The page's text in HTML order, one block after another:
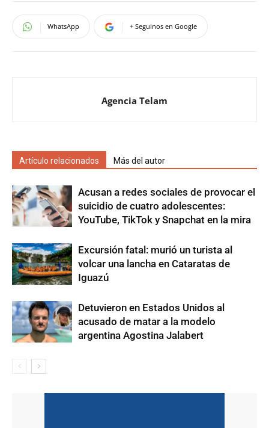
WhatsApp + Seguinos en Google
Agencia Telam
Artículo relacionados Más del autor
Acusan a redes sociales de provocar el
suicidio de cuatro adolescentes:
YouTube, TikTok y Snapchat en la mira
Excursión fatal: murió un turista al
volcar una lancha en Cataratas de
Iguazú
Detuvieron en Estados Unidos al
acusado de matar a la modelo
argentina Agostina Jalabert